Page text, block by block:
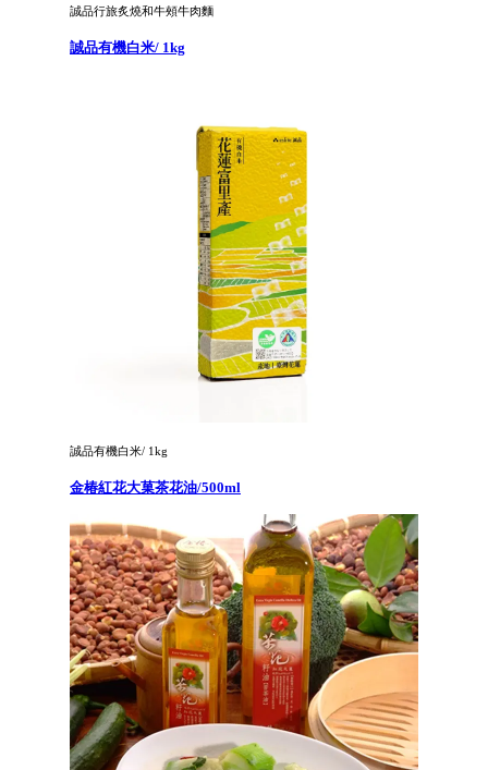
誠品行旅炙燒和牛頰牛肉麵
誠品有機白米/ 1kg
誠品有機白米/ 1kg
金椿紅花大菓茶花油/500ml